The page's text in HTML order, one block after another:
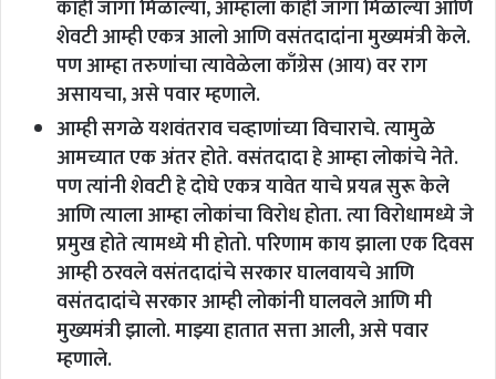
काही जागा मिळाल्या, आम्हाला काही जागा मिळाल्या आणि
शेवटी आम्ही एकत्र आलो आणि वसंतदादांना मुख्यमंत्री केले.
पण आम्हा तरुणांचा त्यावेळेला काँग्रेस (आय) वर राग
असायचा, असे पवार म्हणाले.
आम्ही सगळे यशवंतराव चव्हाणांच्या विचाराचे. त्यामुळे
आमच्यात एक अंतर होते. वसंतदादा हे आम्हा लोकांचे नेते.
पण त्यांनी शेवटी हे दोघे एकत्र यावेत याचे प्रयत्न सुरू केले
आणि त्याला आम्हा लोकांचा विरोध होता. त्या विरोधामध्ये जे
प्रमुख होते त्यामध्ये मी होतो. परिणाम काय झाला एक दिवस
आम्ही ठरवले वसंतदादांचे सरकार घालवायचे आणि
वसंतदादांचे सरकार आम्ही लोकांनी घालवले आणि मी
मुख्यमंत्री झालो. माझ्या हातात सत्ता आली, असे पवार
म्हणाले.